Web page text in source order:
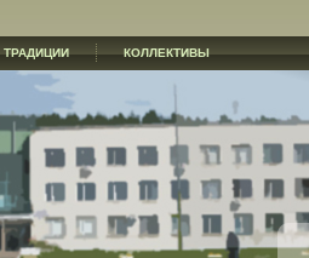
ТРАДИЦИИ КОЛЛЕКТИВЫ